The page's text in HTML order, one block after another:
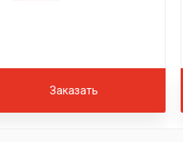
Заказать